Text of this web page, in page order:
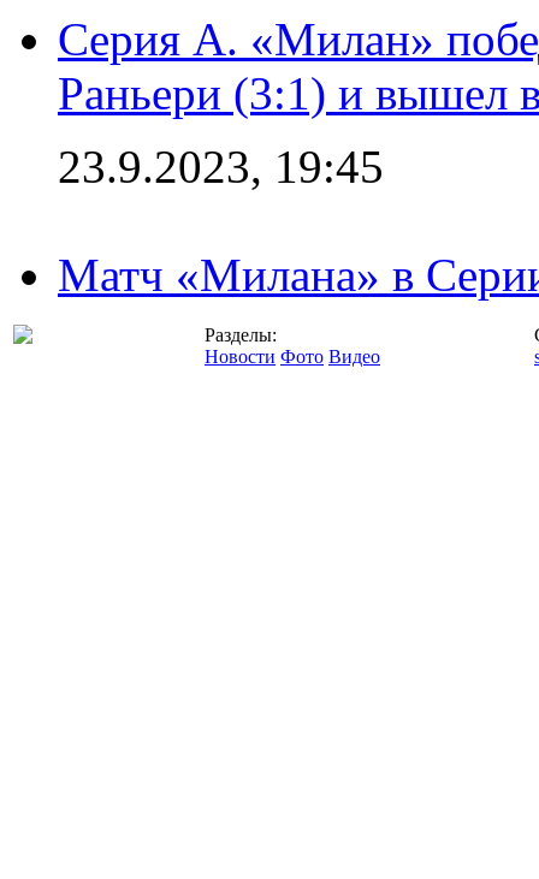
Серия А. «Милан»
Раньери (3:1) и вышел
23.9.2023, 19:45
Матч «Милана» в
Разделы:
Новости Фото Видео